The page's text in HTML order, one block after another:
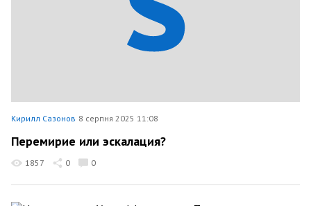
Кирилл Сазонов 8 серпня 2025 11:08
Перемирие или эскалация?
1857 0 0